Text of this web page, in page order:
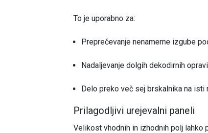
To je uporabno za:
Preprečevanje nenamerne izgube
Nadaljevanje dolgih dekodirnih
Delo preko več sej brskalnika na isti
Prilagodljivi urejevalni paneli
Velikost vhodnih in izhodnih polj lahko